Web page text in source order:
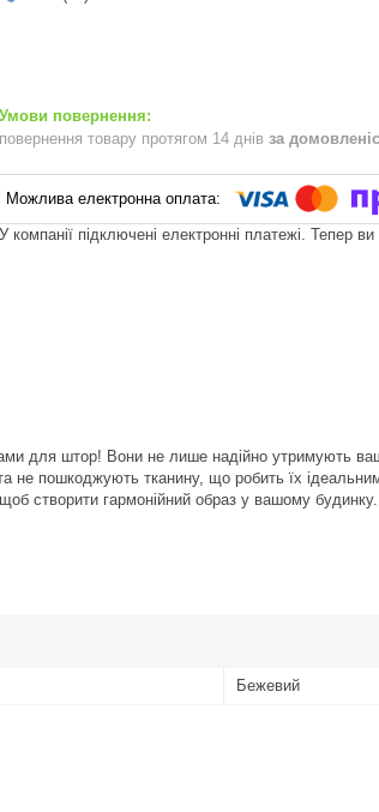
повернення товару протягом 14 днів за
У компанії підключені електронні платежі. Тепер
для штор! Вони не лише надійно утримують
не пошкоджують тканину, що робить їх
створити гармонійний образ у вашому будинку.
Бежевий